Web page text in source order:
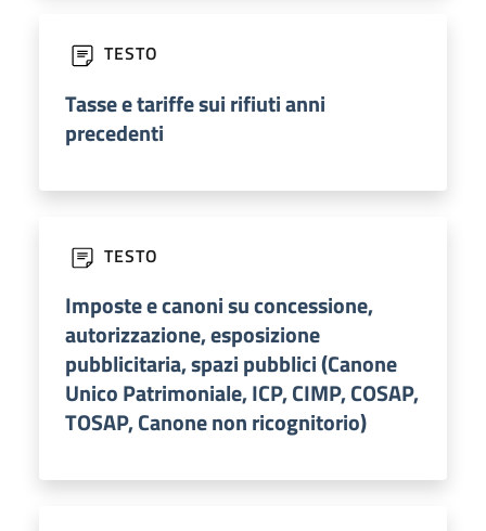
TESTO
Tasse e tariffe sui rifiuti anni
precedenti
TESTO
Imposte e canoni su concessione,
autorizzazione, esposizione
pubblicitaria, spazi pubblici (Canone
Unico Patrimoniale, ICP, CIMP, COSAP,
TOSAP, Canone non ricognitorio)